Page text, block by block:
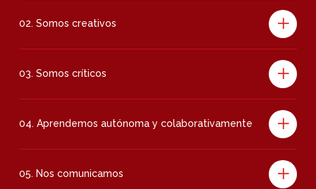
02. Somos creativos
03. Somos críticos
04. Aprendemos autónoma y colaborativamente
05. Nos comunicamos